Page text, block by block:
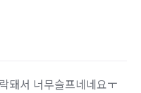
돼서 너무슬프네네요ㅜ